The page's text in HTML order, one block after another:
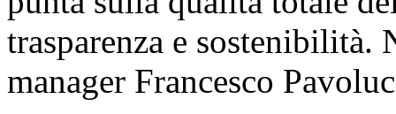
trasparenza e sostenibilità.
manager Francesco